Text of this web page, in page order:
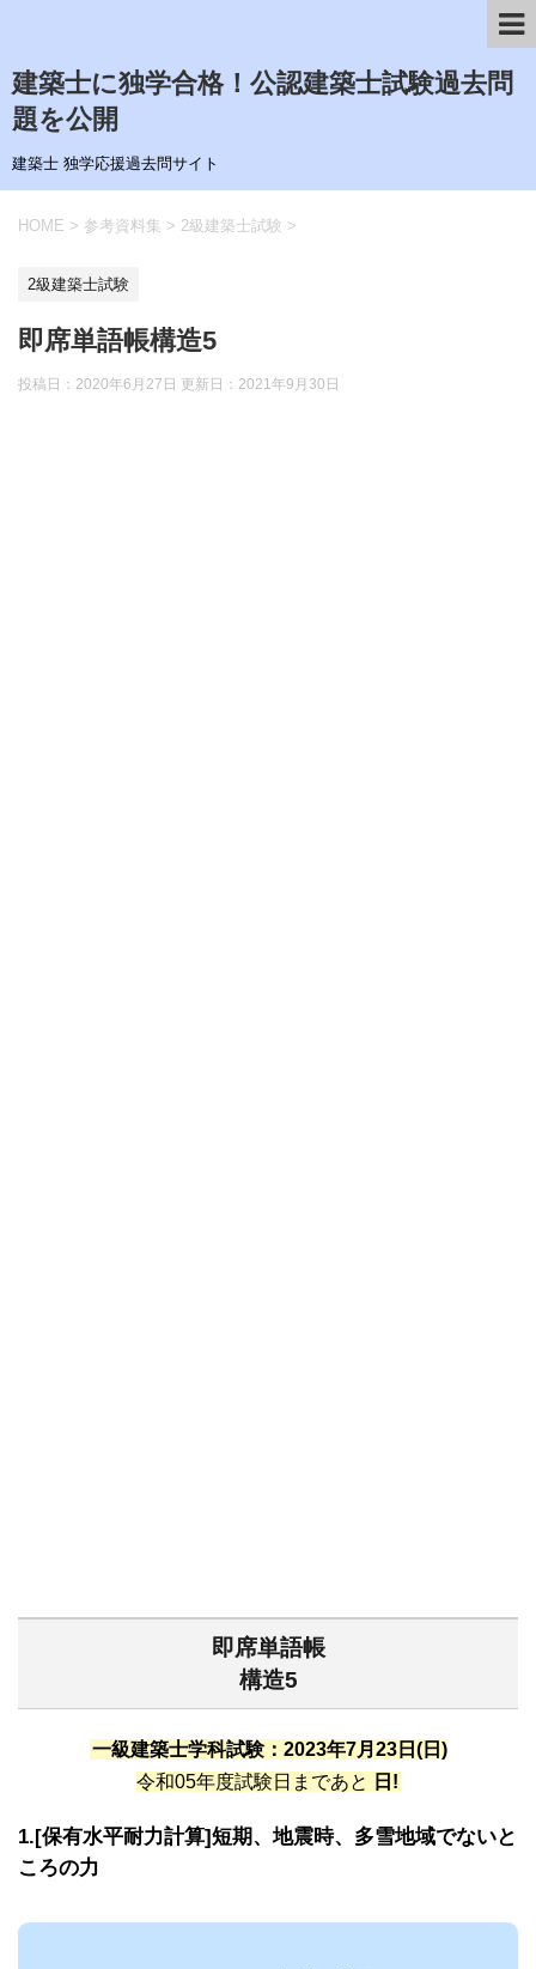
建築士に独学合格！公認建築士試験過去問
題を公開
建築士 独学応援過去問サイト
HOME > 参考資料集 > 2級建築士試験 >
2級建築士試験
即席単語帳構造5
投稿日：2020年6月27日 更新日： 2021年9月30日
即席単語帳
構造5
一級建築士学科試験：2023年7月23日(日)
令和05年度試験日まであと
日!
1.[保有水平耐力計算]短期、地震時、多雪地域でないと
ころの力